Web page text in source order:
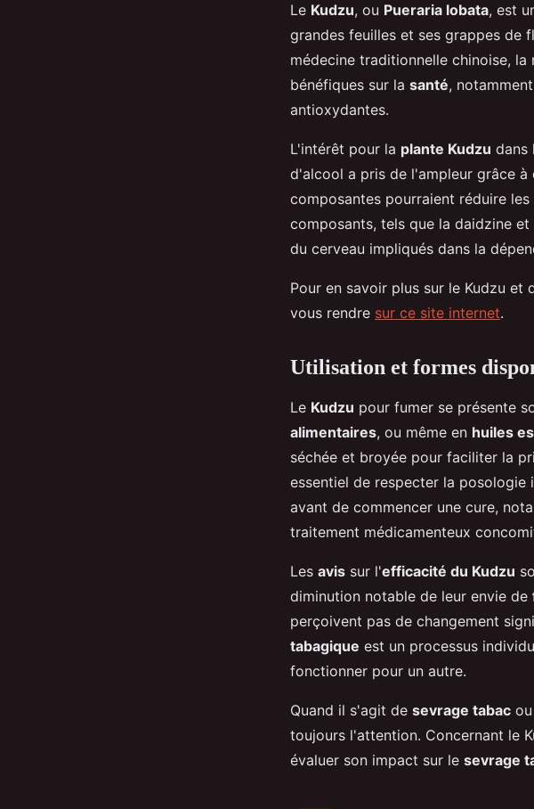
Le Kudzu, ou Pueraria lobata, est
grandes feuilles et ses grappes de
médecine traditionnelle chinoise, la
bénéfiques sur la santé,
antioxydantes.
L'intérêt pour la plante Kudzu dans
d'alcool a pris de l'ampleur grâce
composantes pourraient réduire
composants, tels que la daidzine
du cerveau impliqués dans la
Pour en savoir plus sur le Kudzu
vous rendre sur ce site internet.
Utilisation et formes
Le Kudzu pour fumer se présente
alimentaires, ou même en huiles
séchée et broyée pour faciliter la
essentiel de respecter la posologie
avant de commencer une cure,
traitement médicamenteux
Les avis sur l'efficacité du Kudzu
diminution notable de leur envie de
perçoivent pas de changement
tabagique est un processus
fonctionner pour un autre.
Quand il s'agit de sevrage tabac
toujours l'attention. Concernant le
évaluer son impact sur le sevrage